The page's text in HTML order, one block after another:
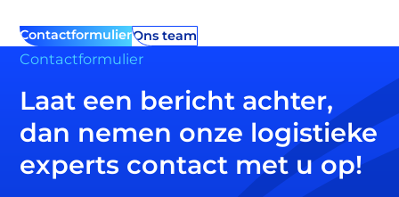
ContactformulierOns team
Contactformulier
Laat een bericht achter,
dan nemen onze logistieke
experts contact met u op!